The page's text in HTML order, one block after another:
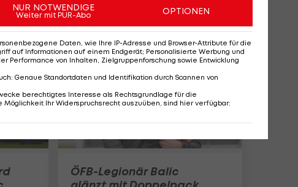
International
ÖFB-Legionär Balic
NUR NOTWENDIGE
Weiter mit PUR-Abo OPTIONEN
Daten, wie Ihre IP-Adresse und Browser-Attribute für die
auf Informationen auf einem Endgerät; Personalisierte Werbung und
Performance von Inhalten, Zielgruppenforschung sowie Entwicklung
: Genaue Standortdaten und Identifikation durch Scannen von
berechtigtes Interesse als Rechtsgrundlage für die
Ihr Widerspruchsrecht auszuüben, sind hier verfügbar: